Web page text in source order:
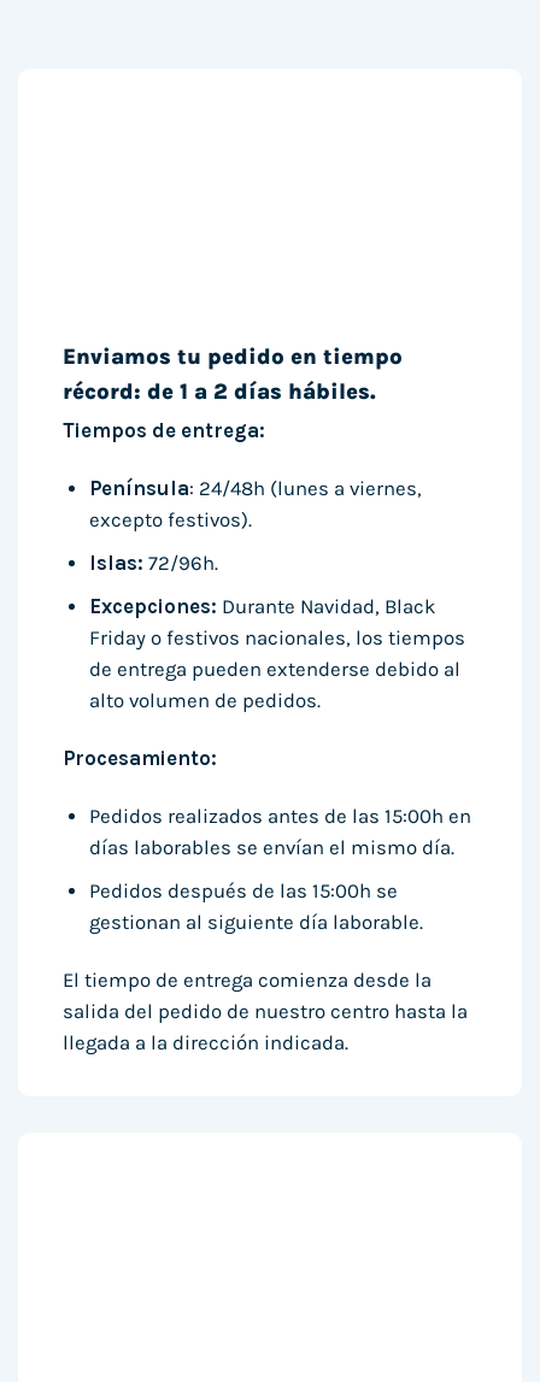
Enviamos tu pedido en tiempo
récord: de 1 a 2 días hábiles.
Tiempos de entrega:
Península: 24/48h (lunes a viernes,
excepto festivos).
Islas: 72/96h.
Excepciones: Durante Navidad, Black
Friday o festivos nacionales, los tiempos
de entrega pueden extenderse debido al
alto volumen de pedidos.
Procesamiento:
Pedidos realizados antes de las 15:00h en
días laborables se envían el mismo día.
Pedidos después de las 15:00h se
gestionan al siguiente día laborable.
El tiempo de entrega comienza desde la
salida del pedido de nuestro centro hasta la
llegada a la dirección indicada.